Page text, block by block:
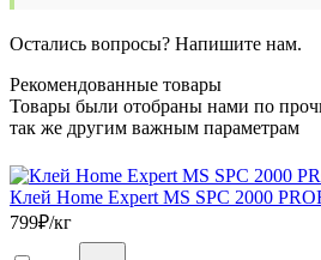
Остались вопросы? Напишите нам.
Рекомендованные товары
Товары были отобраны нами по
так же другим важным параметрам
Клей Home Expert MS SPC 2000
799₽/кг